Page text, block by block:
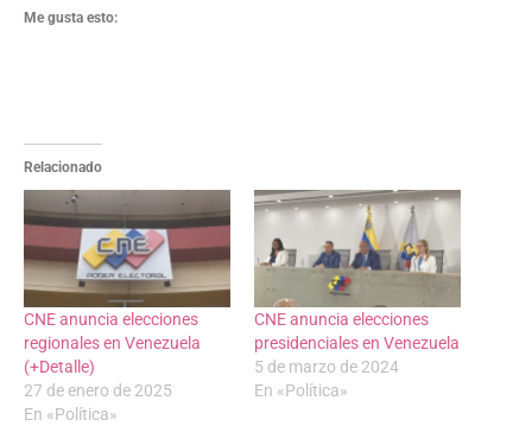
Me gusta esto:
Relacionado
CNE anuncia elecciones
regionales en Venezuela
(+Detalle)
27 de enero de 2025
En «Política»
CNE anuncia elecciones
presidenciales en Venezuela
5 de marzo de 2024
En «Política»